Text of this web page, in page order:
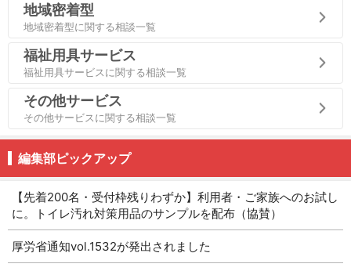
地域密着型
地域密着型に関する相談一覧
福祉用具サービス
福祉用具サービスに関する相談一覧
その他サービス
その他サービスに関する相談一覧
編集部ピックアップ
【先着200名・受付枠残りわずか】利用者・ご家族へのお試し
に。トイレ汚れ対策用品のサンプルを配布（協賛）
厚労省通知vol.1532が発出されました